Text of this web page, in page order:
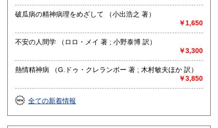
破瓜病の精神病理をめざして （小出浩之 著）
￥1,650
不安の人間学 （ロロ・メイ 著 ; 小野泰博 訳）
￥3,300
熱情精神病 （G.ドゥ・クレランボー 著 ; 木村敏夫ほか 訳）
￥3,850
全ての新着情報